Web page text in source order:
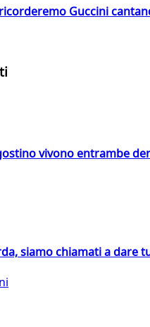
Guccini
vivono entrambe
siamo chiamati a dare